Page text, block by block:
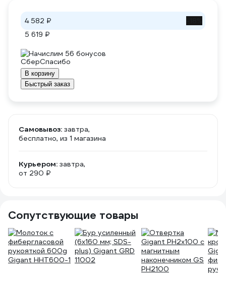
4 582 ₽
5 619 ₽
Начислим 56 бонусов
В корзину
Быстрый заказ
Самовывоз: завтра,
бесплатно, из 1 магазина
Курьером: завтра,
от 290 ₽
Сопутствующие товары